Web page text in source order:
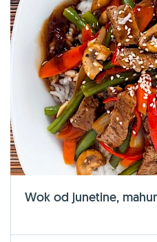
Wok od junetine,